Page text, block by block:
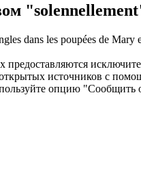
dans les poupées de Mary
источников с
опцию "Сообщить